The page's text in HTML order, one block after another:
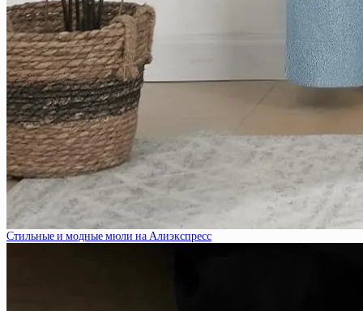
Стильные и модные мюли на Алиэкспресс